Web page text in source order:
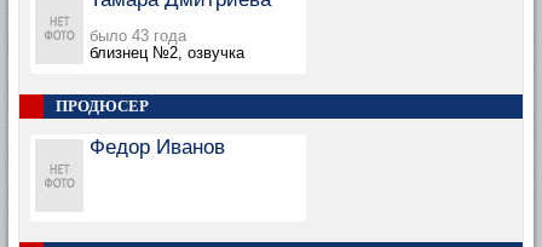
было 43 года
близнец №2, озвучка
ПРОДЮСЕР
Федор Иванов